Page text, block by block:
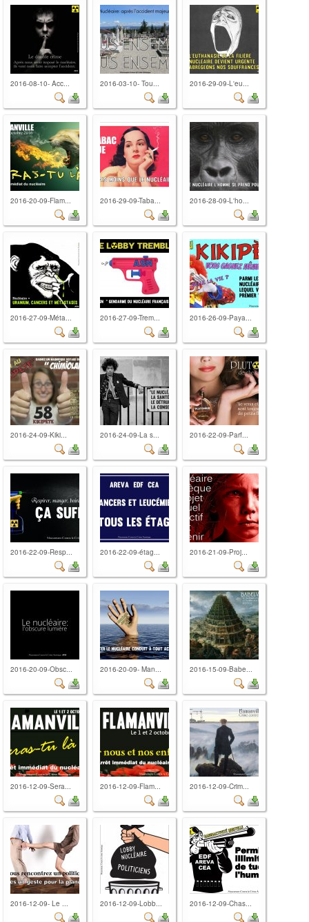
2016-08-10- Acc... 2016-03-10- Tou... 2016-29-09-L'eu...
2016-20-09-Flam... 2016-29-09-Taba... 2016-28-09-L'ho...
2016-27-09-Méta... 2016-27-09-Trem... 2016-26-09-Paya...
2016-24-09-Kiki... 2016-24-09-La s... 2016-22-09-Parf...
2016-22-09-Resp... 2016-22-09-étag... 2016-21-09-Proj...
2016-20-09-Obsc... 2016-20-09- Man... 2016-15-09-Babe...
2016-12-09-Sera... 2016-12-09-Flam... 2016-12-09-Crim...
2016-12-09- Le ... 2016-12-09-Lobb... 2016-12-09-Chas...